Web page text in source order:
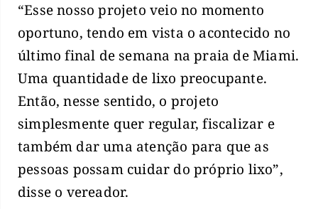
“Esse nosso projeto veio no momento
oportuno, tendo em vista o acontecido no
último final de semana na praia de Miami.
Uma quantidade de lixo preocupante.
Então, nesse sentido, o projeto
simplesmente quer regular, fiscalizar e
também dar uma atenção para que as
pessoas possam cuidar do próprio lixo”,
disse o vereador.